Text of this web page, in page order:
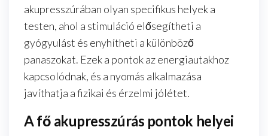
akupresszúrában olyan specifikus helyek a
testen, ahol a stimuláció elősegítheti a
gyógyulást és enyhítheti a különböző
panaszokat. Ezek a pontok az energiautakhoz
kapcsolódnak, és a nyomás alkalmazása
javíthatja a fizikai és érzelmi jólétet.
A fő akupresszúrás pontok helyei